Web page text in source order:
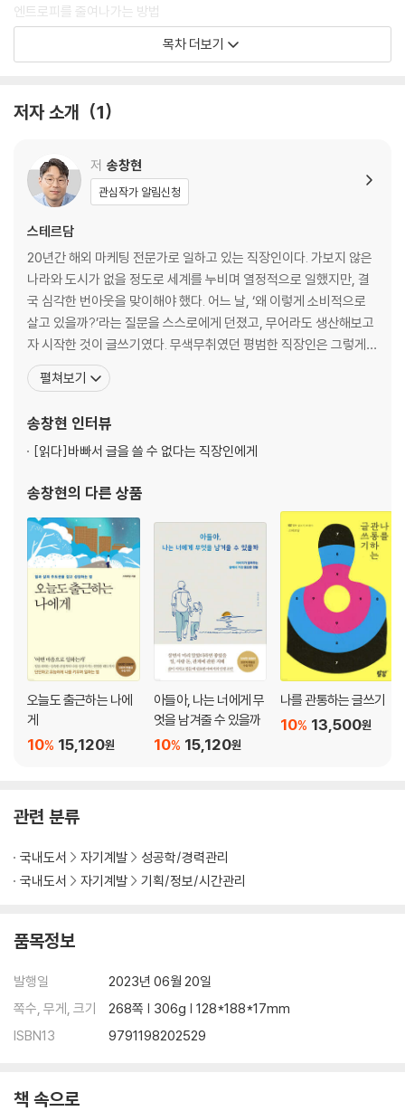
간한 작가로, 강연가로, 멘토로 활발하게 활동하며, 사이드 프로젝트를 통
해 경제적 파이프라인도 구축했다. 소모자와 소비자로 살았던 저자가 생산
자로 바뀌게 된 비법을 한 권의 책에 담았다.
엔트로피를 줄여나가는 방법
불편한 선택을 잘 활용하는 법
기억하지도 못할 목표
삶의 목적을 분명히 해주는 OGSM 전략 모델
OGSM을 작성해야 하는 이유
OGSM으로 3개월만에 스페인어를 마스터하다
OGSM 차트 작성법
3장 | 생산자에게 필요한 해내는 힘
삶의 방해꾼들
해내는 힘을 증폭시켜주는 공식
5장 | 열정: 살아 있는 한 절대 꺼지지 않는 에너지
열정과 고통은 함께 온다
6장 | 욕구·욕망: 제대로 이해할 때 강력해지는
무한 에너지
욕망이라는 이름의 전차
매슬로우의 욕구는 거꾸로 흐른다
7장 | 감정: 객관화했을 때 더 빛나는 에너지
감정이라는 풍경
불안은 지극히 논리적인 감정
내면에서 ‘너는 할 수 없어’라는 말이 들려올 때
내 인생의 장애물은 내가 아니다
때로는 페르소나가 불가능을 가능케한다
페르소나를 활용한 시간 관리법
10장 | 조금은 더 나답게 사는 방법
본업에 답이 있다
무엇에든 도전하는 삶
맺는 글 | 불편한 선택의 힘
목차 더보기
저자 소개 1
저 송창현
관심작가 알림신청
스테르담
20년간 해외 마케팅 전문가로 일하고 있는 직장인이다. 가보지 않은
나라와 도시가 없을 정도로 세계를 누비며 열정적으로 일했지만, 결
국 심각한 번아웃을 맞이해야 했다. 어느 날, ‘왜 이렇게 소비적으로
살고 있을까?’라는 질문을 스스로에게 던졌고, 무어라도 생산해보고
자 시작한 것이 글쓰기였다. 무색무취였던 평범한 직장인은 그렇게
‘생산자’로 거듭났다. 아홉 권의 책을 출간하였고, 브런치 스토리 작가
레이블 ‘팀라이트’를 결성하여 통찰 세미나를 진행하고 있으며, ‘글로
대학교의 러브콜을 받아 강연가로도 활동하고
펼쳐보기
송창현 인터뷰
[읽다]바빠서 글을 쓸 수 없다는 직장인에게
송창현의 다른 상품
오늘도 출근하는 나에
게
15,120원
10%
아들아, 나는 너에게 무
엇을 남겨줄 수 있을까
15,120원
10%
나를 관통하는 글쓰기
13,500원
10%
관련 분류
국내도서 자기계발
성공학/경력관리
국내도서
자기계발 기획/정보/시간관리
품목정보
발행일
2023년 06월 20일
쪽수, 무게, 크기
268쪽 | 306g | 128*188*17mm
ISBN13
9791198202529
책 속으로